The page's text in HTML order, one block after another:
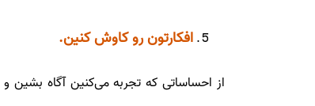
افکارتون رو کاوش کنین.
از احساساتی که تجربه می‌کنین آگاه